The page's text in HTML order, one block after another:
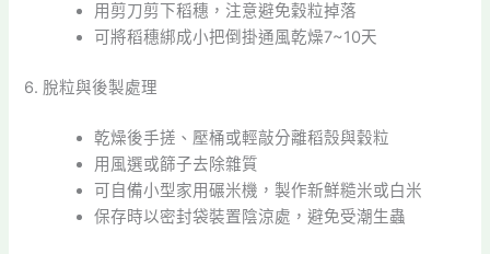
用剪刀剪下稻穗，注意避免穀粒掉落
可將稻穗綁成小把倒掛通風乾燥7~10天
6. 脫粒與後製處理
乾燥後手搓、壓桶或輕敲分離稻殼與穀粒
用風選或篩子去除雜質
可自備小型家用碾米機，製作新鮮糙米或白米
保存時以密封袋裝置陰涼處，避免受潮生蟲